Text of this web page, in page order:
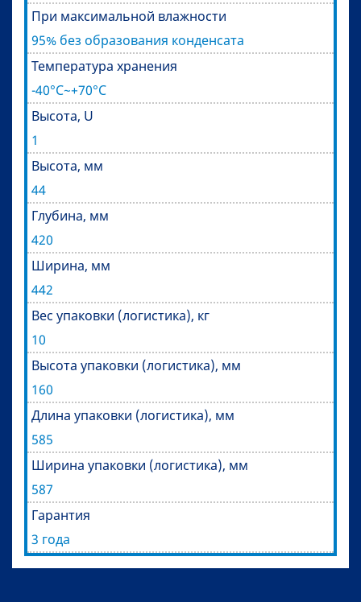
При максимальной влажности
95% без образования конденсата
Температура хранения
-40°C~+70°C
Высота, U
1
Высота, мм
44
Глубина, мм
420
Ширина, мм
442
Вес упаковки (логистика), кг
10
Высота упаковки (логистика), мм
160
Длина упаковки (логистика), мм
585
Ширина упаковки (логистика), мм
587
Гарантия
3 года